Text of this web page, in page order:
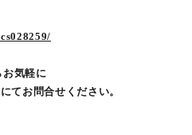
お気軽に
てお問合せください。